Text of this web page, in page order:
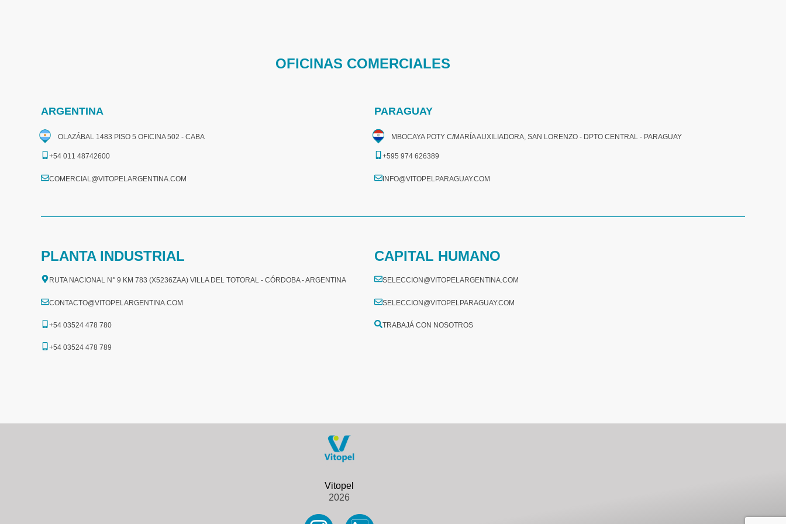
OFICINAS COMERCIALES
ARGENTINA
OLAZÁBAL 1483 PISO 5 OFICINA 502 - CABA
+54 011 48742600​
COMERCIAL@VITOPELARGENTINA.COM​
PARAGUAY
MBOCAYA POTY C/MARÍA AUXILIADORA, SAN LORENZO - DPTO CENTRAL - PARAGUAY
+595 974 626389
INFO@VITOPELPARAGUAY.COM
PLANTA INDUSTRIAL
RUTA NACIONAL N° 9 KM 783 (X5236ZAA) VILLA DEL TOTORAL - CÓRDOBA - ARGENTINA
CONTACTO@VITOPELARGENTINA.COM
+54 03524 478 780​
+54 03524 478 789​
CAPITAL HUMANO
SELECCION@VITOPELARGENTINA.COM
SELECCION@VITOPELPARAGUAY.COM
TRABAJÁ CON NOSOTROS
2026